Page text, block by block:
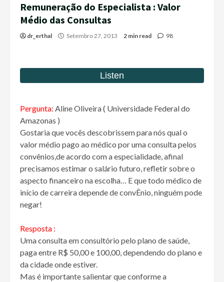
Remuneração do Especialista : Valor
Médio das Consultas
dr_erthal Setembro 27, 2013 2 min read 98
Pergunta: Aline Oliveira ( Universidade Federal do
Amazonas )
Gostaria que vocês descobrissem para nós qual o
valor médio pago ao médico por uma consulta pelos
convênios,de acordo com a especialidade, afinal
precisamos estimar o salário futuro, refletir sobre o
aspecto financeiro na escolha… E que todo médico de
início de carreira depende de convÊnio, ninguém pode
negar!
Resposta :
Uma consulta em consultório pelo plano de saúde,
paga entre R$ 50,00 e 100,00, dependendo do plano e
da cidade onde estiver.
Mas é importante salientar que conforme a